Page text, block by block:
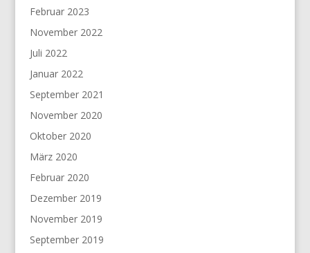
Februar 2023
November 2022
Juli 2022
Januar 2022
September 2021
November 2020
Oktober 2020
März 2020
Februar 2020
Dezember 2019
November 2019
September 2019